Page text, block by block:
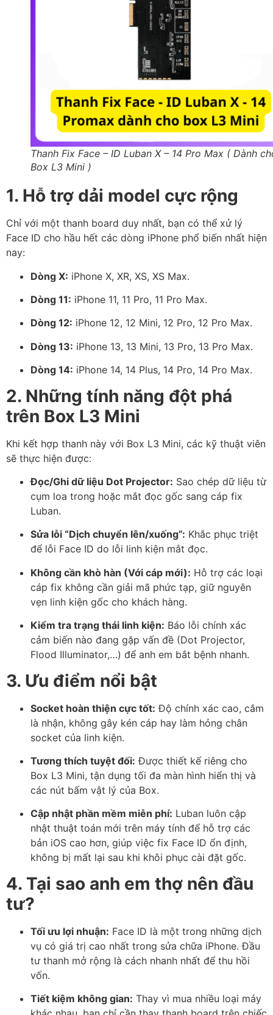
Thanh Fix Face – ID Luban X – 14 Pro Max ( Dành
Box L3 Mini )
1. Hỗ trợ dải model cực rộng
Chỉ với một thanh board duy nhất, bạn có thể xử lý
Face ID cho hầu hết các dòng iPhone phổ biến nhất hiện
nay:
Dòng X: iPhone X, XR, XS, XS Max.
Dòng 11: iPhone 11, 11 Pro, 11 Pro Max.
Dòng 12: iPhone 12, 12 Mini, 12 Pro, 12 Pro Max.
Dòng 13: iPhone 13, 13 Mini, 13 Pro, 13 Pro Max.
Dòng 14: iPhone 14, 14 Plus, 14 Pro, 14 Pro Max.
2. Những tính năng đột phá
trên Box L3 Mini
Khi kết hợp thanh này với Box L3 Mini, các kỹ thuật viên
sẽ thực hiện được:
Đọc/Ghi dữ liệu Dot Projector: Sao chép dữ liệu từ
cụm loa trong hoặc mắt đọc gốc sang cáp fix
Luban.
Sửa lỗi “Dịch chuyển lên/xuống”: Khắc phục triệt
để lỗi Face ID do lỗi linh kiện mắt đọc.
Không cần khò hàn (Với cáp mới): Hỗ trợ các loại
cáp fix không cần giải mã phức tạp, giữ nguyên
vẹn linh kiện gốc cho khách hàng.
Kiểm tra trạng thái linh kiện: Báo lỗi chính xác
cảm biến nào đang gặp vấn đề (Dot Projector,
Flood Illuminator,…) để anh em bắt bệnh nhanh.
3. Ưu điểm nổi bật
Socket hoàn thiện cực tốt: Độ chính xác cao, cắm
là nhận, không gây kén cáp hay làm hỏng chân
socket của linh kiện.
Tương thích tuyệt đối: Được thiết kế riêng cho
Box L3 Mini, tận dụng tối đa màn hình hiển thị và
các nút bấm vật lý của Box.
Cập nhật phần mềm miễn phí: Luban luôn cập
nhật thuật toán mới trên máy tính để hỗ trợ các
bản iOS cao hơn, giúp việc fix Face ID ổn định,
không bị mất lại sau khi khôi phục cài đặt gốc.
4. Tại sao anh em thợ nên đầu
tư?
Tối ưu lợi nhuận: Face ID là một trong những dịch
vụ có giá trị cao nhất trong sửa chữa iPhone. Đầu
tư thanh mở rộng là cách nhanh nhất để thu hồi
vốn.
Tiết kiệm không gian: Thay vì mua nhiều loại máy